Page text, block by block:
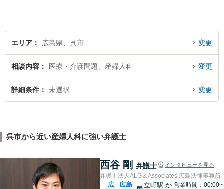
エリア 広島県、呉市 変更
相談内容 医療・介護問題、産婦人科 変更
詳細条件 未選択 変更
呉市から近い産婦人科に強い弁護士
西谷 剛 弁護士 インタビューを見る
弁護士法人ALG＆Associates 広島法律事務所
広 広島 立町駅 か 営業時間：00:00~